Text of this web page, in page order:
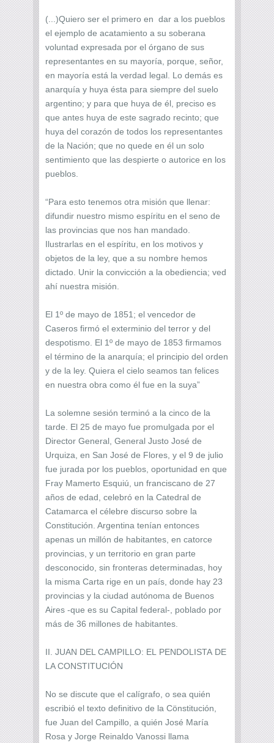
(...)Quiero ser el primero en dar a los pueblos
el ejemplo de acatamiento a su soberana
voluntad expresada por el órgano de sus
representantes en su mayoría, porque, señor,
en mayoría está la verdad legal. Lo demás es
anarquía y huya ésta para siempre del suelo
argentino; y para que huya de él, preciso es
que antes huya de este sagrado recinto; que
huya del corazón de todos los representantes
de la Nación; que no quede en él un solo
sentimiento que las despierte o autorice en los
pueblos.
“Para esto tenemos otra misión que llenar:
difundir nuestro mismo espíritu en el seno de
las provincias que nos han mandado.
Ilustrarlas en el espíritu, en los motivos y
objetos de la ley, que a su nombre hemos
dictado. Unir la convicción a la obediencia; ved
ahí nuestra misión.
El 1º de mayo de 1851; el vencedor de
Caseros firmó el exterminio del terror y del
despotismo. El 1º de mayo de 1853 firmamos
el término de la anarquía; el principio del orden
y de la ley. Quiera el cielo seamos tan felices
en nuestra obra como él fue en la suya”
La solemne sesión terminó a la cinco de la
tarde. El 25 de mayo fue promulgada por el
Director General, General Justo José de
Urquiza, en San José de Flores, y el 9 de julio
fue jurada por los pueblos, oportunidad en que
Fray Mamerto Esquiú, un franciscano de 27
años de edad, celebró en la Catedral de
Catamarca el célebre discurso sobre la
Constitución. Argentina tenían entonces
apenas un millón de habitantes, en catorce
provincias, y un territorio en gran parte
desconocido, sin fronteras determinadas, hoy
la misma Carta rige en un país, donde hay 23
provincias y la ciudad autónoma de Buenos
Aires -que es su Capital federal-, poblado por
más de 36 millones de habitantes.
II. JUAN DEL CAMPILLO: EL PENDOLISTA DE
LA CONSTITUCIÓN
No se discute que el calígrafo, o sea quién
escribió el texto definitivo de la Cönstitución,
fue Juan del Campillo, a quién José María
Rosa y Jorge Reinaldo Vanossi llama